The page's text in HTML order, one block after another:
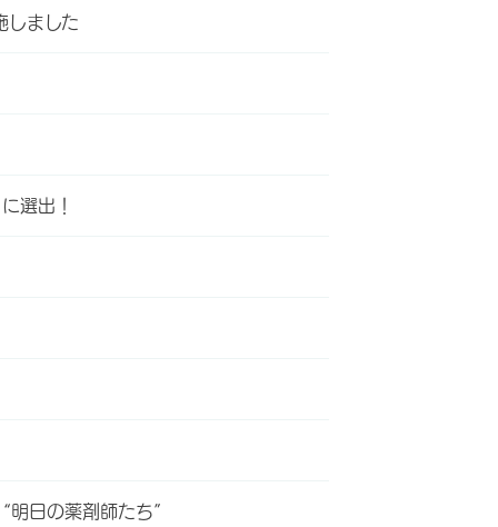
しました
選出！
日の薬剤師たち”